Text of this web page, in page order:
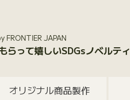
FRONTIER JAPAN
らって嬉しいSDGsノベルティ
オリジナル商品製作